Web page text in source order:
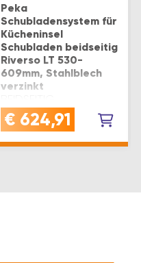
Peka
Schubladensystem für
Kücheninsel
Schubladen beidseitig
Riverso LT 530-
609mm, Stahlblech
verzinkt
AUSZIEHBAR: das
Schubladensystem
€ 624,91